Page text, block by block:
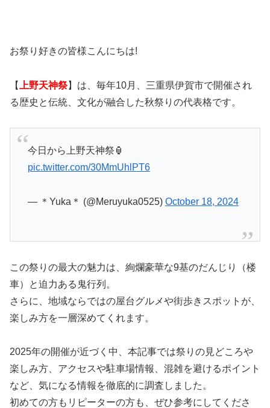
お祭り好きの皆様こんにちは!
【 上野天神祭】は、毎年10月、三重県伊賀市で開催され
る歴史と伝統、文化が融合した秋祭りの代表格です。
今日から上野天神祭🏮
pic.twitter.com/30MmUhlPT6
— ＊Yuka＊ (@Meruyuka0525) October 18, 2024
この祭りの最大の魅力は、絢爛豪華な9基のだんじり（楼
車）と迫力ある鬼行列。
さらに、地域ならではの屋台グルメや街歩きスポットが、
楽しみ方を一層深めてくれます。
2025年の開催が近づく中、本記事では祭りの見どころや
楽しみ方、アクセスや駐車場情報、混雑を避けるポイント
など、気になる情報を徹底的に調査しました。
初めての方もリピーターの方も、ぜひ参考にしてくださ